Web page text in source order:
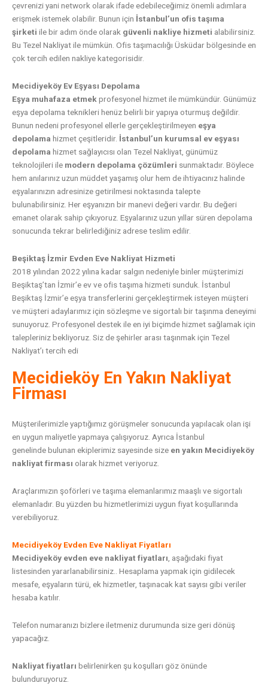
çevrenizi yani network olarak ifade edebileceğimiz önemli adımlara
erişmek istemek olabilir. Bunun için İstanbul’un ofis taşıma
şirketi ile bir adım önde olarak güvenli nakliye hizmeti alabilirsiniz.
Bu Tezel Nakliyat ile mümkün. Ofis taşımacılığı Üsküdar bölgesinde en
çok tercih edilen nakliye kategorisidir.
Mecidiyeköy Ev Eşyası Depolama
Eşya muhafaza etmek profesyonel hizmet ile mümkündür. Günümüz
eşya depolama teknikleri henüz belirli bir yapıya oturmuş değildir.
Bunun nedeni profesyonel ellerle gerçekleştirilmeyen eşya
depolama hizmet çeşitleridir. İstanbul’un kurumsal ev eşyası
depolama hizmet sağlayıcısı olan Tezel Nakliyat, günümüz
teknolojileri ile modern depolama çözümleri sunmaktadır. Böylece
hem anılarınız uzun müddet yaşamış olur hem de ihtiyacınız halinde
eşyalarınızın adresinize getirilmesi noktasında talepte
bulunabilirsiniz. Her eşyanızın bir manevi değeri vardır. Bu değeri
emanet olarak sahip çıkıyoruz. Eşyalarınız uzun yıllar süren depolama
sonucunda tekrar belirlediğiniz adrese teslim edilir.
Beşiktaş İzmir Evden Eve Nakliyat Hizmeti
2018 yılından 2022 yılına kadar salgın nedeniyle binler müşterimizi
Beşiktaş’tan İzmir’e ev ve ofis taşıma hizmeti sunduk. İstanbul
Beşiktaş İzmir’e eşya transferlerini gerçekleştirmek isteyen müşteri
ve müşteri adaylarımız için sözleşme ve sigortalı bir taşınma deneyimi
sunuyoruz. Profesyonel destek ile en iyi biçimde hizmet sağlamak için
talepleriniz bekliyoruz. Siz de şehirler arası taşınmak için Tezel
Nakliyat’ı tercih edi
Mecidieköy En Yakın Nakliyat
Firması
Müşterilerimizle yaptığımız görüşmeler sonucunda yapılacak olan işi
en uygun maliyetle yapmaya çalışıyoruz. Ayrıca İstanbul
genelindebulunan ekiplerimiz sayesinde size en yakın Mecidiyeköy
nakliyat firması olarak hizmet veriyoruz.
Araçlarımızın şoförleri ve taşıma elemanlarımız maaşlı ve sigortalı
elemanladır. Bu yüzden bu hizmetlerimizi uygun fiyat koşullarında
verebiliyoruz.
Mecidiyeköy Evden Eve Nakliyat Fiyatları
Mecidiyeköy evden eve nakliyat fiyatları , aşağıdaki fiyat
listesinden yararlanabilirsiniz.. Hesaplama yapmak için gidilecek
mesafe, eşyaların türü, ek hizmetler, taşınacak kat sayısı gibi veriler
hesaba katılır.
Telefon numaranızı bizlere iletmeniz durumunda size geri dönüş
yapacağız.
Nakliyat fiyatları belirlenirken şu koşulları göz önünde
bulunduruyoruz.